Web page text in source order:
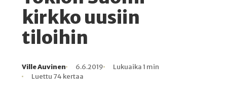
kirkko uusiin
tiloihin
Kirjoittaja
Ville Auvinen
Julkaistu
6.6.2019
Lukuaika
Lukuaika 1 min
Lukukertoja
Luettu 74 kertaa